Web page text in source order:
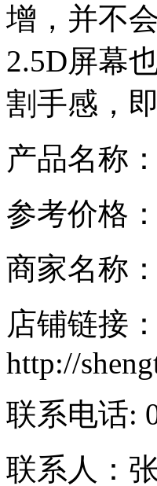
增，并不
2.5D屏幕
割手感，
产品名称
参考价格
商家名称
店铺链接：
http://
联系电话:
联系人：